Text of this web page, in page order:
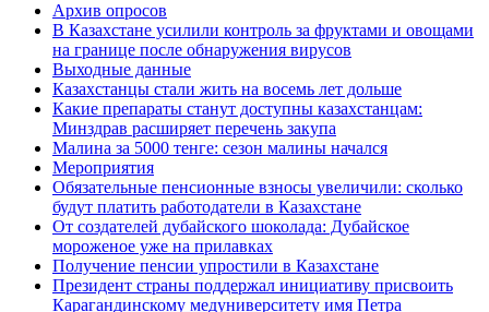
Архив опросов
В Казахстане усилили контроль за фруктами и овощами
на границе после обнаружения вирусов
Выходные данные
Казахстанцы стали жить на восемь лет дольше
Какие препараты станут доступны казахстанцам:
Минздрав расширяет перечень закупа
Малина за 5000 тенге: сезон малины начался
Мероприятия
Обязательные пенсионные взносы увеличили: сколько
будут платить работодатели в Казахстане
От создателей дубайского шоколада: Дубайское
мороженое уже на прилавках
Получение пенсии упростили в Казахстане
Президент страны поддержал инициативу присвоить
Карагандинскому медуниверситету имя Петра